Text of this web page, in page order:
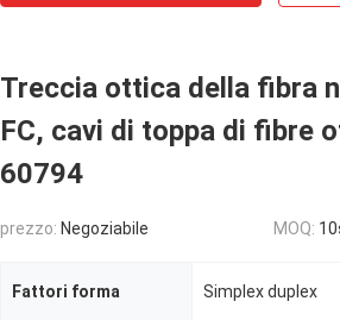
Treccia ottica della fibra
FC, cavi di toppa di fibre
60794
prezzo: Negoziabile MOQ:
Fattori forma Simplex duplex